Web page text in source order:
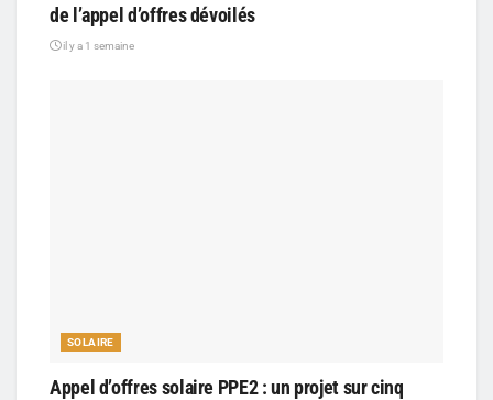
de l’appel d’offres dévoilés
il y a 1 semaine
SOLAIRE
Appel d’offres solaire PPE2 : un projet sur cinq